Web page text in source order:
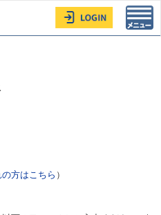
方はこちら ）